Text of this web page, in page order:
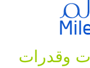
وقدرات